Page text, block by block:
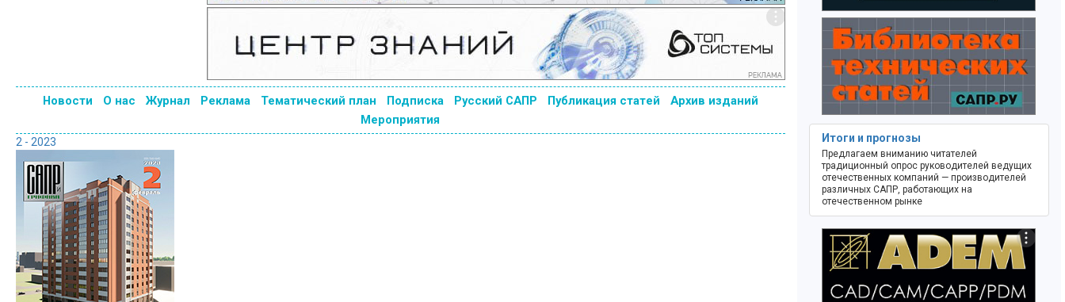
Новости О нас Журнал Реклама Тематический план Подписка Русский САПР Публикация статей
Архив изданий
Мероприятия
2 - 2023 Итоги и прогнозы
Предлагаем вниманию читателей
традиционный опрос руководителей ведущих
отечественных компаний — производителей
различных САПР, работающих на
отечественном рынке